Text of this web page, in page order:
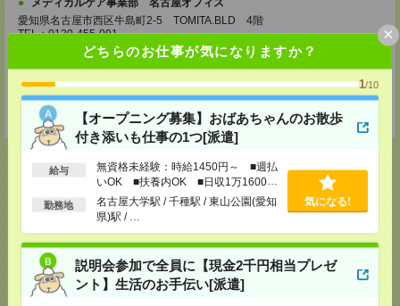
どちらのお仕事が気になりますか？
1/10
【オープニング募集】おばあちゃんのお散歩
付き添いも仕事の1つ[派遣]
給与
無資格未経験：時給1450円～ ■週払
いOK ■扶養内OK ■日収1万1600円
以上
勤務地
名古屋大学駅 / 千種駅 / 東山公園(愛知
県)駅 / …
気になる!
説明会参加で全員に【現金2千円相当プレゼ
ント】生活のお手伝い[派遣]
×
メディカルケア事業部 名古屋オフィス
愛知県名古屋市西区牛島町2-5 TOMITA.BLD 4階
TEL：0120-455-091
tenshoku@nikken-ts.jp
担当：採用担当
登録交通費
★今ならご来社登録でQUOカード2000円分をプレゼント中★
応募ページへ
気になる！ 電話応募